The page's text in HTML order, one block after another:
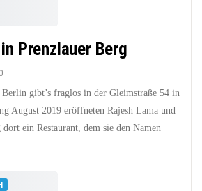
Prenzlauer Berg
gibt’s fraglos in der Gleimstraße 54 in
August 2019 eröffneten Rajesh Lama und
ein Restaurant, dem sie den Namen